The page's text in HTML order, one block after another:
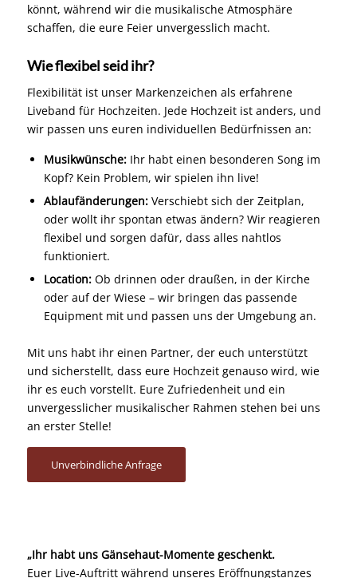
könnt, während wir die musikalische Atmosphäre
schaffen, die eure Feier unvergesslich macht.
Wie flexibel seid ihr?
Flexibilität ist unser Markenzeichen als erfahrene
Liveband für Hochzeiten. Jede Hochzeit ist anders, und
wir passen uns euren individuellen Bedürfnissen an:
Musikwünsche:Ihr habt einen besonderen Song im
Kopf? Kein Problem, wir spielen ihn live!
Ablaufänderungen:Verschiebt sich der Zeitplan,
oder wollt ihr spontan etwas ändern? Wir reagieren
flexibel und sorgen dafür, dass alles nahtlos
funktioniert.
Location:Ob drinnen oder draußen, in der Kirche
oder auf der Wiese – wir bringen das passende
Equipment mit und passen uns der Umgebung an.
Mit uns habt ihr einen Partner, der euch unterstützt
und sicherstellt, dass eure Hochzeit genauso wird, wie
ihr es euch vorstellt. Eure Zufriedenheit und ein
unvergesslicher musikalischer Rahmen stehen bei uns
an erster Stelle!
Unverbindliche Anfrage
„Ihr habt uns Gänsehaut-Momente geschenkt.
Euer Live-Auftritt während unseres Eröffnungstanzes